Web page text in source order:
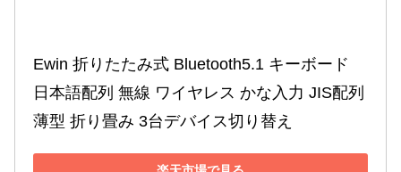
Ewin 折りたたみ式 Bluetooth5.1 キーボード
日本語配列 無線 ワイヤレス かな入力 JIS配列
薄型 折り畳み 3台デバイス切り替え